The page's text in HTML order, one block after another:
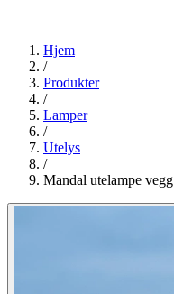
Hjem
/
Produkter
/
Lamper
/
Utelys
/
Mandal utelampe